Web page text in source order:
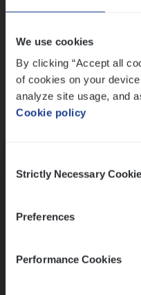
We use cookies
By clicking “Accept all
of cookies on your
analyze site usage, and
Cookie policy
Selection
Strictly Necessary
Preferences
Performance Cookies